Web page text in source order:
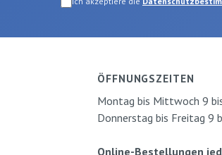
ÖFFNUNGSZEITEN
Montag bis Mittwoch 9
Donnerstag bis Freitag 9
Online-Bestellungen